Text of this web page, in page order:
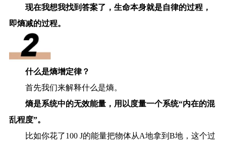
现在我想我找到答案了，生命本身就是自律的过程，
即熵减的过程。
什么是熵增定律？
首先我们来解释什么是熵。
熵是系统中的无效能量，用以度量一个系统“内在的混
乱程度”。
比如你花了100 J的能量把物体从A地拿到B地，这个过